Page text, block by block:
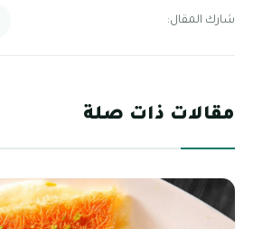
شارك المقال:
مقالات ذات صلة